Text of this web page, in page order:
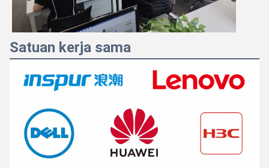
Satuan kerja sama